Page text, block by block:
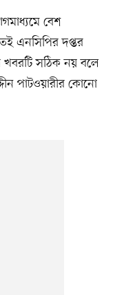
বেশ
এনসিপির দপ্তর
খবরটি সঠিক নয় বলে
পাটওয়ারীর কোনো